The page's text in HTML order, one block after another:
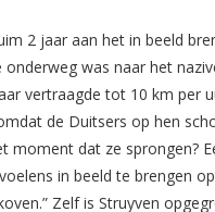
2 jaar aan het in beeld
was naar het
vertraagde tot 10 km per
de Duitsers op hen
dat ze sprongen?
in beeld te brengen
Zelf is Struyven